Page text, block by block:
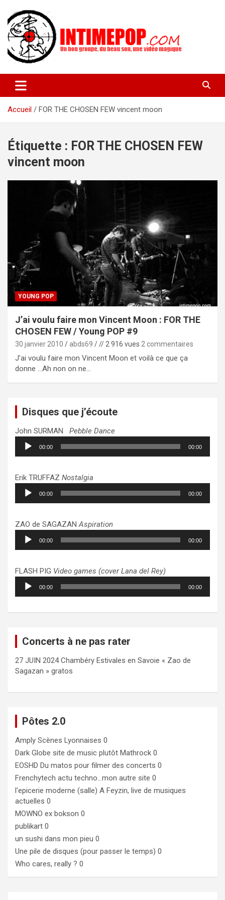
contenu
intimepop.com
actuelles pop rock, post-rock, indé sur Lyon. rock pop concert
lyon
Accueil
FOR THE CHOSEN FEW vincent moon
Étiquette : FOR THE CHOSEN FEW
vincent moon
YOUNG POP
J’ai voulu faire mon Vincent Moon : FOR THE
CHOSEN FEW / Young POP #9
30 janvier 2010 abds69 // 2 916 vues 2 commentaires
J’ai voulu faire mon Vincent Moon et voilà ce que ça
donne …Ah non on ne…
Disques que j’écoute
John SURMAN Pebble Dance
Lecteur
audio
00:00 00:00
Erik TRUFFAZ Nostalgia
Lecteur
audio
00:00 00:00
ZAO de SAGAZANAspiration
Lecteur
audio
00:00 00:00
FLASH PIG Video games (cover Lana del Rey)
Lecteur
audio
00:00 00:00
Concerts à ne pas rater
27 JUIN 2024 Chambéry Estivales en Savoie « Zao de
Sagazan » gratos
Pôtes 2.0
Amply Scènes Lyonnaises 0
Dark Globe site de music plutôt Mathrock 0
EOSHD Du matos pour filmer des concerts 0
Frenchytech actu techno…mon autre site 0
l'epicerie moderne (salle) A Feyzin, live de musiques
actuelles 0
MOWNO ex bokson 0
publikart 0
un sushi dans mon pieu 0
Une pile de disques (pour passer le temps) 0
Who cares, really ? 0